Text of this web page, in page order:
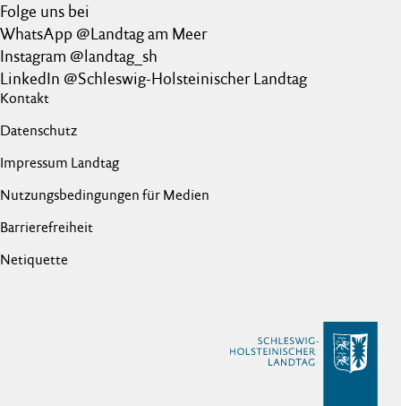
Folge uns bei
WhatsApp @Landtag am Meer
Instagram @landtag_sh
LinkedIn @Schleswig-Holsteinischer Landtag
Kontakt
Datenschutz
Impressum Landtag
Nutzungsbedingungen für Medien
Barrierefreiheit
Netiquette